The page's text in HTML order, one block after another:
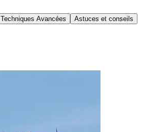
Techniques Avancées Astuces et conseils